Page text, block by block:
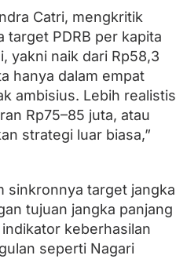
Catri, mengkritik
target PDRB per kapita
yakni naik dari Rp58,3
hanya dalam empat
ambisius. Lebih realistis
Rp75–85 juta, atau
strategi luar biasa,”
sinkronnya target jangka
tujuan jangka panjang
keberhasilan
seperti Nagari